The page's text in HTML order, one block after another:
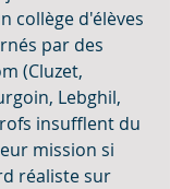
collège d'élèves
par des
(Cluzet,
Lebghil,
insufflent du
mission si
réaliste sur